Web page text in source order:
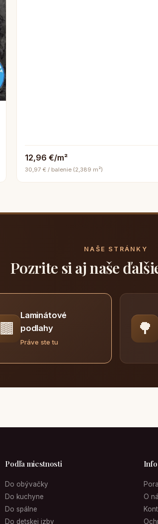
12,96 €/m²
30,97 € / balenie (2,389 m²)
NAŠE STRÁNKY
Pozrite si aj naše
🟫
Laminátové
podlahy
Práve ste tu
🌳
Podľa miestnosti
Do obývačky
Do kuchyne
Do spálne
Do detskej izby
Info
O